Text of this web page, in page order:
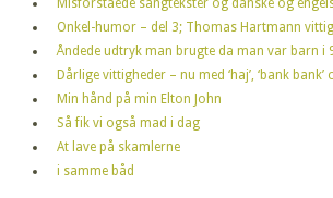
Onkel-humor – del 3; Thomas Hartmann
Åndede udtryk man brugte da man var barn i
Dårlige vittigheder – nu med ‘haj’, ‘bank bank’
Min hånd på min Elton John
Så fik vi også mad i dag
At lave på skamlerne
i samme båd